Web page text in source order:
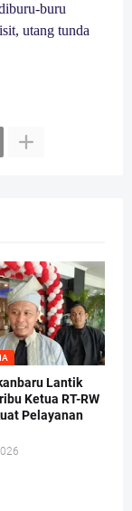
buru
utang tunda
Lantik
Ketua RT-RW
Pelayanan